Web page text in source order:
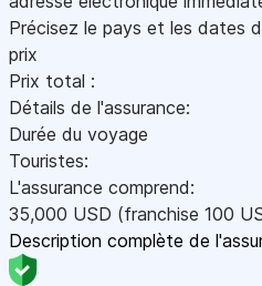
Précisez le pays et les dates
prix
Prix total :
Détails de l'assurance:
Durée du voyage
Touristes:
L'assurance comprend:
35,000 USD (franchise 100
Description complète de